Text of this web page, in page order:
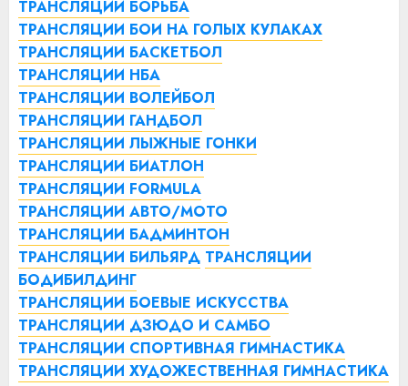
ТРАНСЛЯЦИИ БОРЬБА
ТРАНСЛЯЦИИ БОИ НА ГОЛЫХ КУЛАКАХ
ТРАНСЛЯЦИИ БАСКЕТБОЛ
ТРАНСЛЯЦИИ НБА
ТРАНСЛЯЦИИ ВОЛЕЙБОЛ
ТРАНСЛЯЦИИ ГАНДБОЛ
ТРАНСЛЯЦИИ ЛЫЖНЫЕ ГОНКИ
ТРАНСЛЯЦИИ БИАТЛОН
ТРАНСЛЯЦИИ FORMULA
ТРАНСЛЯЦИИ АВТО/МОТО
ТРАНСЛЯЦИИ БАДМИНТОН
ТРАНСЛЯЦИИ БИЛЬЯРД ТРАНСЛЯЦИИ
БОДИБИЛДИНГ
ТРАНСЛЯЦИИ БОЕВЫЕ ИСКУССТВА
ТРАНСЛЯЦИИ ДЗЮДО И САМБО
ТРАНСЛЯЦИИ СПОРТИВНАЯ ГИМНАСТИКА
ТРАНСЛЯЦИИ ХУДОЖЕСТВЕННАЯ ГИМНАСТИКА